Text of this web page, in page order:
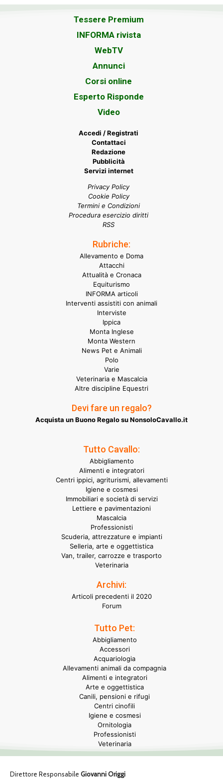
Tessere Premium
INFORMA rivista
WebTV
Annunci
Corsi online
Esperto Risponde
Video
Accedi / Registrati
Contattaci
Redazione
Pubblicità
Servizi internet
Privacy Policy
Cookie Policy
Termini e Condizioni
Procedura esercizio diritti
RSS
Rubriche:
Allevamento e Doma
Attacchi
Attualità e Cronaca
Equiturismo
INFORMA articoli
Interventi assistiti con animali
Interviste
Ippica
Monta Inglese
Monta Western
News Pet e Animali
Polo
Varie
Veterinaria e Mascalcia
Altre discipline Equestri
Devi fare un regalo?
Acquista un Buono Regalo su NonsoloCavallo.it
Tutto Cavallo:
Abbigliamento
Alimenti e integratori
Centri ippici, agriturismi, allevamenti
Igiene e cosmesi
Immobiliari e società di servizi
Lettiere e pavimentazioni
Mascalcia
Professionisti
Scuderia, attrezzature e impianti
Selleria, arte e oggettistica
Van, trailer, carrozze e trasporto
Veterinaria
Archivi:
Articoli precedenti il 2020
Forum
Tutto Pet:
Abbigliamento
Accessori
Acquariologia
Allevamenti animali da compagnia
Alimenti e integratori
Arte e oggettistica
Canili, pensioni e rifugi
Centri cinofili
Igiene e cosmesi
Ornitologia
Professionisti
Veterinaria
Direttore Responsabile Giovanni Origgi